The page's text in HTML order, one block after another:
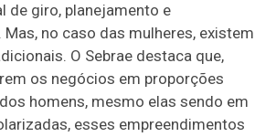
de giro, planejamento e
no caso das mulheres, existem
O Sebrae destaca que,
os negócios em proporções
homens, mesmo elas sendo em
esses empreendimentos